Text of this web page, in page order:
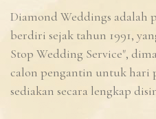
Diamond Weddings adalah
berdiri sejak tahun 1991,
Stop Wedding Service",
calon pengantin untuk hari
sediakan secara lengkap